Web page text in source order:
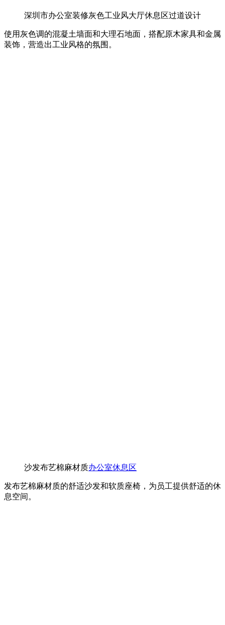
深圳市办公室装修灰色工业风大厅休息区过道设计
使用灰色调的混凝土墙面和大理石地面，搭配原木家具和金属
装饰，营造出工业风格的氛围。
沙发布艺棉麻材质办公室休息区
发布艺棉麻材质的舒适沙发和软质座椅，为员工提供舒适的休
息空间。